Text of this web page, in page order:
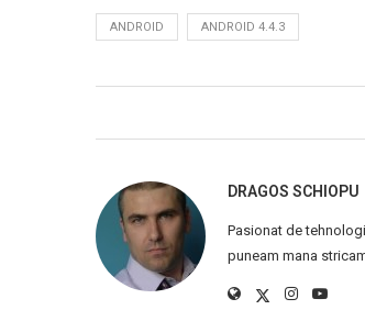
ANDROID ANDROID 4.4.3
DRAGOS SCHIOPU
Pasionat de
puneam mana